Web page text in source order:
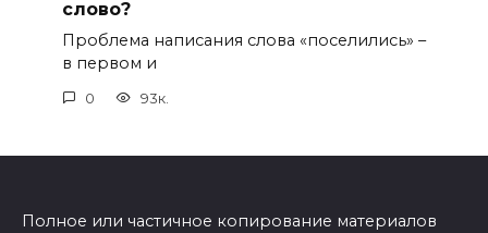
слово?
Проблема написания слова «поселились» –
в первом и
0 93к.
Полное или частичное копирование материалов